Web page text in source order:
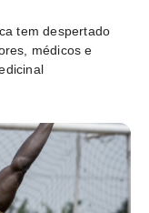
tem despertado
médicos e